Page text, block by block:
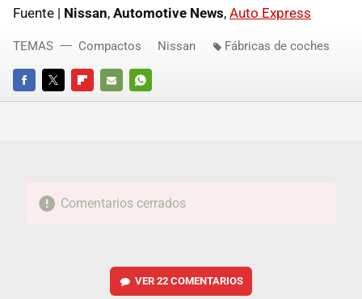
Fuente | Nissan, Automotive News, Auto Express
FACEBOOKTWITTERFLIPBOARD
E-
WHATSAPP
TEMAS Compactos Nissan Fábricas de coches
Comentarios cerrados
VER 22 COMENTARIOS